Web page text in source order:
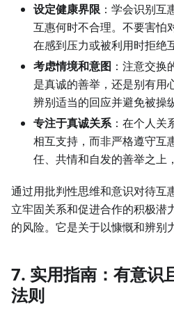
设定健康界限 ：学会识别
互惠何时不合理。不要害怕
在感到压力或被利用时拒绝
考虑情境和意图 ：注意交换
是真诚的善举，还是别有用
辨别适当的回应并避免被操纵
专注于真诚关系：在个人关
相互支持，而非严格遵守互
任、共情和自发的善举之上
通过用批判性思维和意识对待互
立牢固关系和促进合作的积极潜
的风险。它是关于以慷慨和辨别
7. 实用指南：有意识
法则